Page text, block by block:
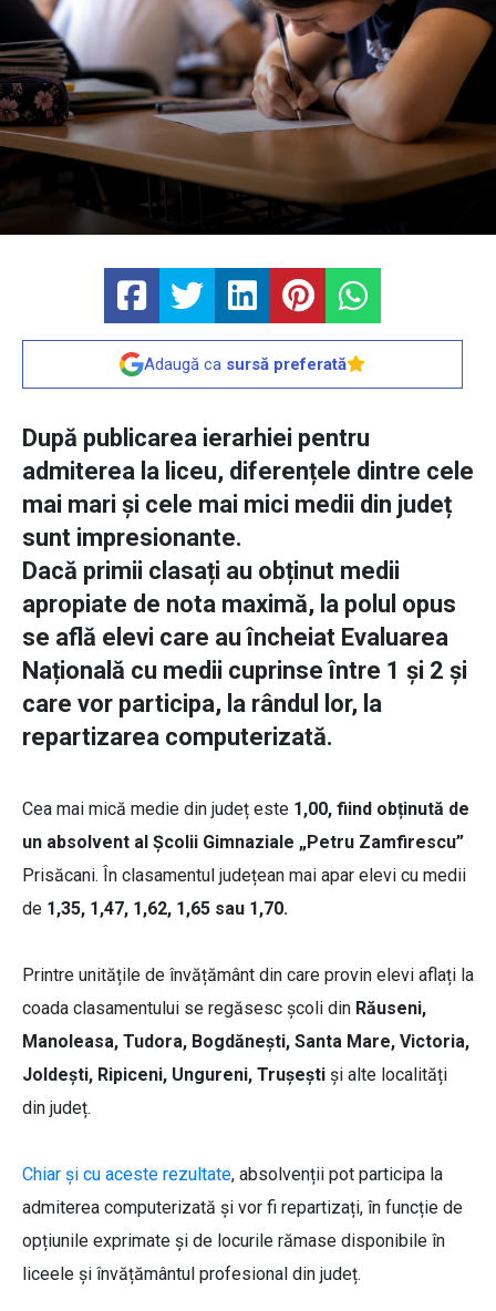
Adaugă ca sursă preferată
După publicarea ierarhiei pentru
admiterea la liceu, diferențele dintre cele
mai mari și cele mai mici medii din județ
sunt impresionante.
Dacă primii clasați au obținut medii
apropiate de nota maximă, la polul opus
se află elevi care au încheiat Evaluarea
Națională cu medii cuprinse între 1 și 2 și
care vor participa, la rândul lor, la
repartizarea computerizată.
Cea mai mică medie din județ este 1,00, fiind obținută de
un absolvent al Școlii Gimnaziale „Petru Zamfirescu”
Prisăcani. În clasamentul județean mai apar elevi cu medii
de 1,35, 1,47, 1,62, 1,65 sau 1,70.
Printre unitățile de învățământ din care provin elevi aflați la
coada clasamentului se regăsesc școli din Răuseni,
Manoleasa, Tudora, Bogdănești, Santa Mare, Victoria,
Joldești, Ripiceni, Ungureni, Trușești și alte localități
din județ.
Chiar și cu aceste rezultate, absolvenții pot participa la
admiterea computerizată și vor fi repartizați, în funcție de
opțiunile exprimate și de locurile rămase disponibile în
liceele și învățământul profesional din județ.